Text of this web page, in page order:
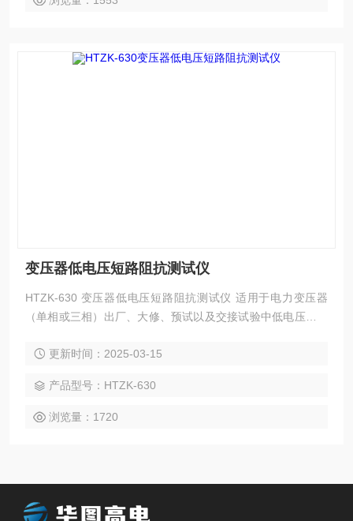
变压器低电压短路阻抗测试仪
HTZK-630 变压器低电压短路阻抗测试仪 适用于电力变压器
（单相或三相）出厂、大修、预试以及交接试验中低电压短路
接调压器，变压器短路阻抗测试仪便可对被测试品进行测量 对
也可自动测试 232串口和U盘存储
更新时间：2025-03-15
产品型号：HTZK-630
浏览量：1720